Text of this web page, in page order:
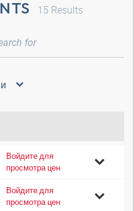
15 Results
Войдите для
просмотра цен
Войдите для
просмотра цен